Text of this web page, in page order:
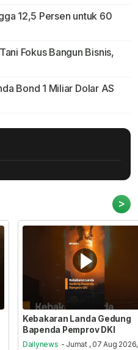
12,5 Persen untuk 60
Fokus Bangun Bisnis,
Bond 1 Miliar Dolar AS
>
Kebakaran Landa Gedung
Bapenda Pemprov DKI
Dailynews - Jumat , 07 Aug 2026,